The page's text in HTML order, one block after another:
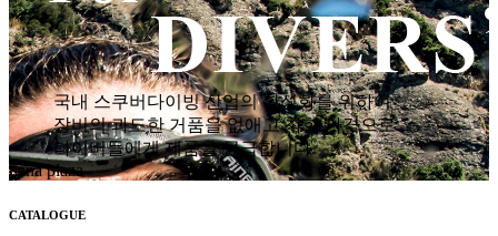
국내 스쿠버다이빙 산업의 활성화를 위하여
장비의 과도한 거품을 없애고 착한 가격으로
다이버들에게 제품을 공급합니다.
hana plaza
CATALOGUE